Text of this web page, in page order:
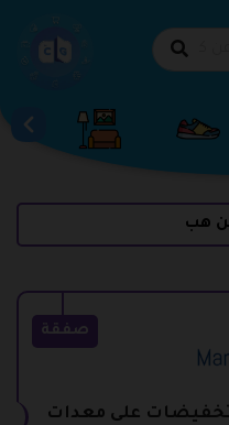
هب
صفقة
على معدات